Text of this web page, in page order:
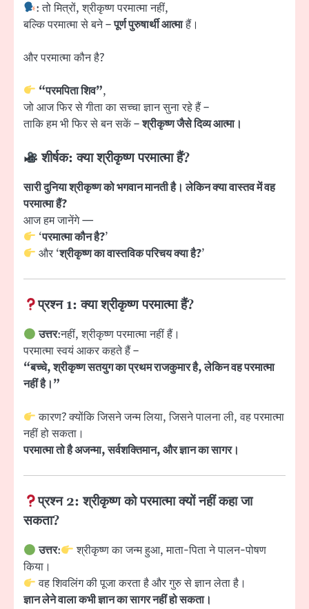
: तो मित्रों, श्रीकृष्ण परमात्मा नहीं,
बल्कि परमात्मा से बने –पूर्ण पुरुषार्थी आत्माहैं।
और परमात्मा कौन है?
“परमपिता शिव”,
जो आज फिर से गीता का सच्चा ज्ञान सुना रहे हैं –
ताकि हम भी फिर से बन सकें –श्रीकृष्ण जैसे दिव्य आत्मा।
शीर्षक: क्या श्रीकृष्ण परमात्मा हैं?
सारी दुनिया श्रीकृष्ण को भगवान मानती है। लेकिन क्या वास्तव में वह
परमात्मा हैं?
आज हम जानेंगे —
‘परमात्मा कौन है?’
और ‘श्रीकृष्ण का वास्तविक परिचय क्या है?’
प्रश्न 1: क्या श्रीकृष्ण परमात्मा हैं?
उत्तर:नहीं, श्रीकृष्ण परमात्मा नहीं हैं।
परमात्मा स्वयं आकर कहते हैं –
“बच्चे, श्रीकृष्ण सतयुग का प्रथम राजकुमार है, लेकिन वह परमात्मा
नहीं है।”
कारण? क्योंकि जिसने जन्म लिया, जिसने पालना ली, वह परमात्मा
नहीं हो सकता।
परमात्मा तो है अजन्मा, सर्वशक्तिमान, और ज्ञान का सागर।
प्रश्न 2: श्रीकृष्ण को परमात्मा क्यों नहीं कहा जा
सकता?
उत्तर:
श्रीकृष्ण का जन्म हुआ, माता-पिता ने पालन-पोषण
किया।
वह शिवलिंग की पूजा करता है और गुरु से ज्ञान लेता है।
ज्ञान लेने वाला कभी ज्ञान का सागर नहीं हो सकता।